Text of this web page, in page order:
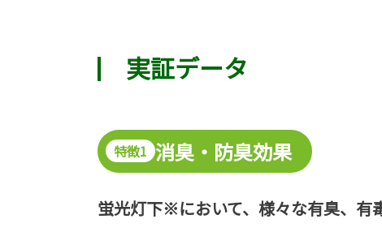
実証データ
特徴1 消臭・防臭効果
蛍光灯下※において、様々な有臭、有